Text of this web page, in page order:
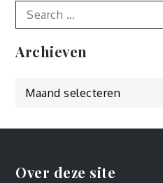
Search
for:
Archieven
Over deze site